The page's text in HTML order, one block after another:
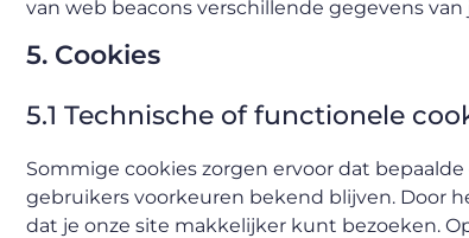
van web beacons verschillende gegevens van
5. Cookies
5.1 Technische of functionele
Sommige cookies zorgen ervoor dat
gebruikers voorkeuren bekend blijven. Door
dat je onze site makkelijker kunt bezoeken.